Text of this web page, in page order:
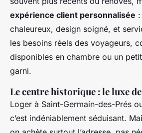
expérience client personnalisée
chaleureux, design soigné, et
les besoins réels des voyageurs,
disponibles en chambre ou un
garni.
Le centre historique : le luxe
Loger à Saint-Germain-des-Prés
c’est indéniablement séduisant.